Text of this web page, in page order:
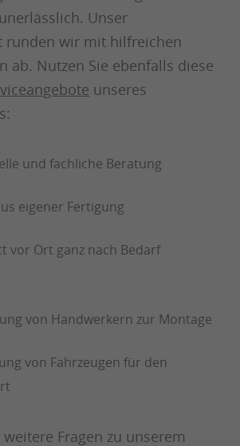
Unser
runden wir mit hilfreichen
ab. Nutzen Sie ebenfalls diese
unseres
und fachliche Beratung
eigener Fertigung
vor Ort ganz nach Bedarf
von Handwerkern zur Montage
von Fahrzeugen für den
Fragen zu unserem